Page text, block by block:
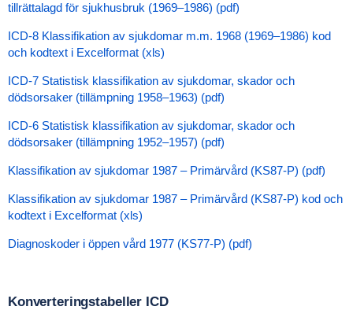
tillrättalagd för sjukhusbruk (1969–1986) (pdf)
ICD-8 Klassifikation av sjukdomar m.m. 1968 (1969–1986) kod
och kodtext i Excelformat (xls)
ICD-7 Statistisk klassifikation av sjukdomar, skador och
dödsorsaker (tillämpning 1958–1963) (pdf)
ICD-6 Statistisk klassifikation av sjukdomar, skador och
dödsorsaker (tillämpning 1952–1957) (pdf)
Klassifikation av sjukdomar 1987 – Primärvård (KS87-P) (pdf)
Klassifikation av sjukdomar 1987 – Primärvård (KS87-P) kod och
kodtext i Excelformat (xls)
Diagnoskoder i öppen vård 1977 (KS77-P) (pdf)
Konverteringstabeller ICD